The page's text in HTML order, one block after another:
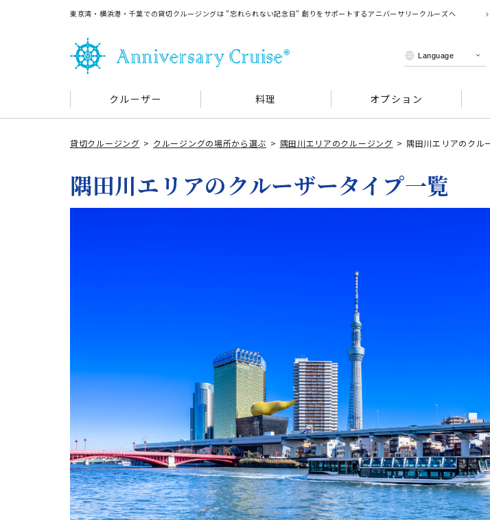
東京湾・横浜港・千葉での貸切クルージングは ”忘れられない記念日” 創りをサポートするアニバーサリークルーズへ
クルーザー 料理 オプション
貸切クルージング クルージングの場所から選ぶ 隅田川エリアのクルージング 隅田川エリアのクル
隅田川エリアのクルーザータイプ一覧